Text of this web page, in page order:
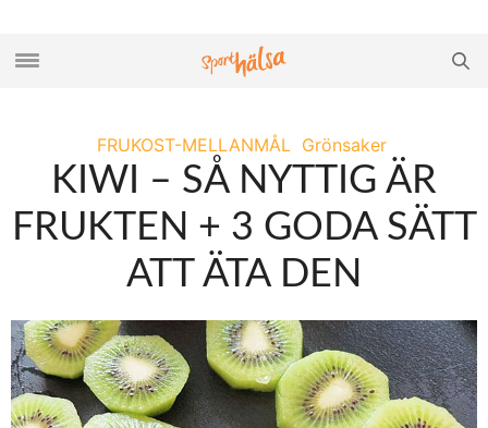
FRUKOST-MELLANMÅL Grönsaker
KIWI – SÅ NYTTIG ÄR
FRUKTEN + 3 GODA SÄTT
ATT ÄTA DEN